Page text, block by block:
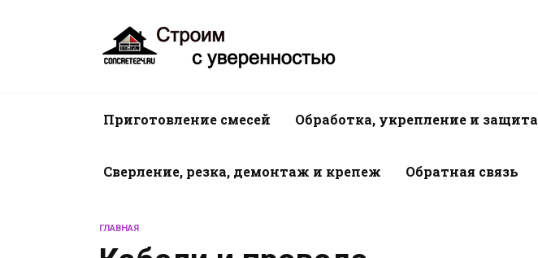
Приготовление смесей Обработка, укрепление и защита
Сверление, резка, демонтаж и крепеж Обратная связь
ГЛАВНАЯ